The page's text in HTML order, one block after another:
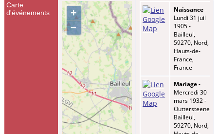
Carte
d'événements
+
–
Naissance-
Lundi 31 juil
1905 -
Bailleul,
59270, Nord,
Hauts-de-
France,
France
Mariage-
Mercredi 30
mars 1932 -
Outtersteene,
Bailleul,
59270, Nord,